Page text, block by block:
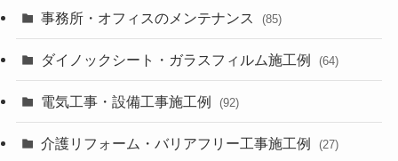
事務所・オフィスのメンテナンス (85)
ダイノックシート・ガラスフィルム施工例 (64)
電気工事・設備工事施工例 (92)
介護リフォーム・バリアフリー工事施工例 (27)